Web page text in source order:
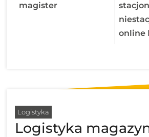
magister
online
Logistyka
Logistyka